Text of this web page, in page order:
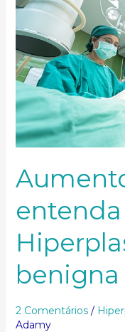
benigna
2 Comentários /
Adamy
o
é
a
Hiperplasia
prostática
benigna